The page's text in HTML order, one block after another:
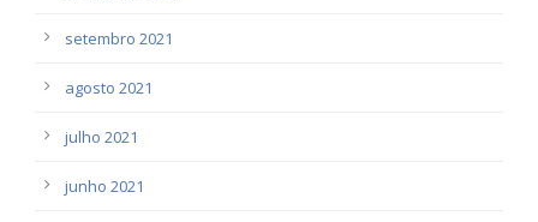
setembro 2021
agosto 2021
julho 2021
junho 2021